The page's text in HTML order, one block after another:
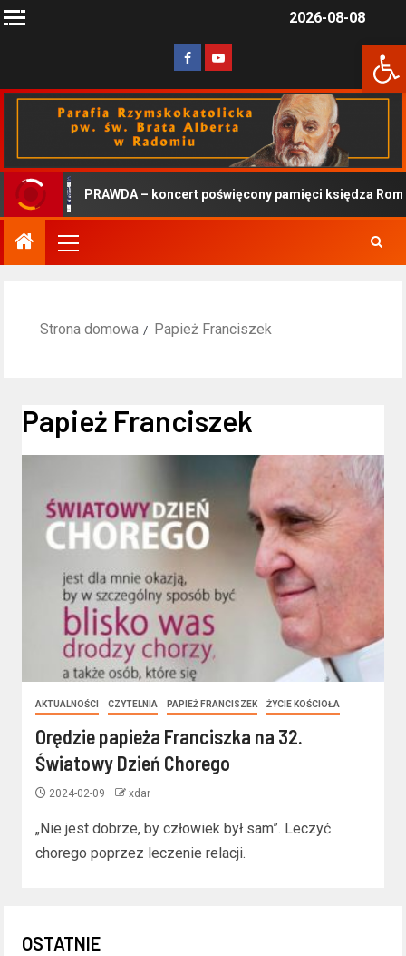
2026-08-08
PRAWDA – koncert poświęcony pamięci księdza
Strona domowa Papież Franciszek
Papież Franciszek
AKTUALNOŚCI CZYTELNIA PAPIEŻ FRANCISZEK ŻYCIE KOŚCIOŁA
Orędzie papieża Franciszka na 32.
Światowy Dzień Chorego
2024-02-09 xdar
„Nie jest dobrze, by człowiek był sam”. Leczyć
chorego poprzez leczenie relacji.
OSTATNIE